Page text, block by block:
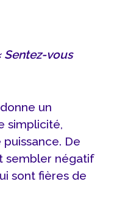
Sentez-vous
un
simplicité,
De
sembler négatif
sont fières de